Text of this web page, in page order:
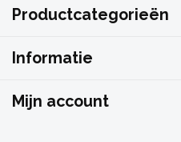
Productcategorieën
Informatie
Mijn account